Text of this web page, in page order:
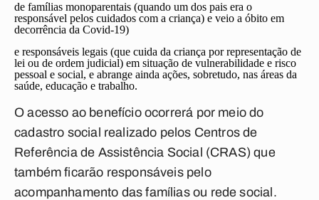
de famílias monoparentais (quando um dos pais era o
responsável pelos cuidados com a criança) e veio a óbito em
decorrência da Covid-19)
e responsáveis legais (que cuida da criança por representação de
lei ou de ordem judicial) em situação de vulnerabilidade e risco
pessoal e social, e abrange ainda ações, sobretudo, nas áreas da
saúde, educação e trabalho.
O acesso ao benefício ocorrerá por meio do
cadastro social realizado pelos Centros de
Referência de Assistência Social (CRAS) que
também ficarão responsáveis pelo
acompanhamento das famílias ou rede social.